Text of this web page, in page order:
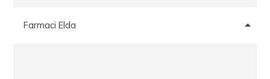
Farmaci Elda